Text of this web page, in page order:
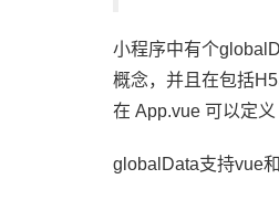
小程序中有个
概念，并且在包括
在 App.vue 可以定
globalData支持vue